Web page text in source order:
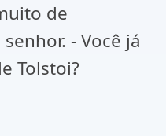
de
- Você já
Tolstoi?